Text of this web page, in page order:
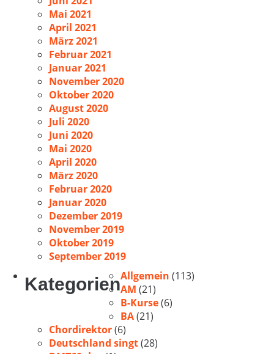
Mai 2021
April 2021
März 2021
Februar 2021
Januar 2021
November 2020
Oktober 2020
August 2020
Juli 2020
Juni 2020
Mai 2020
April 2020
März 2020
Februar 2020
Januar 2020
Dezember 2019
November 2019
Oktober 2019
September 2019
KategorienAllgemein (113)
AM (21)
B-Kurse(6)
BA(21)
Chordirektor(6)
Deutschland singt(28)